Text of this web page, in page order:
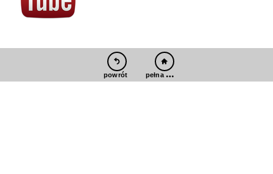
powrót pełna wersja